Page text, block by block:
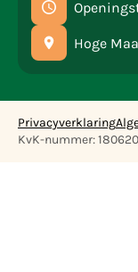
Hoge
Privacyverklaring
KvK-nummer: